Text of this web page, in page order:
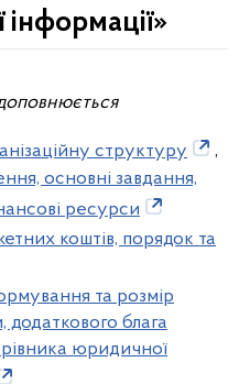
інформації»
структуру
,
основні завдання,
ресурси
коштів, порядок та
та розмір
додаткового блага
юридичної